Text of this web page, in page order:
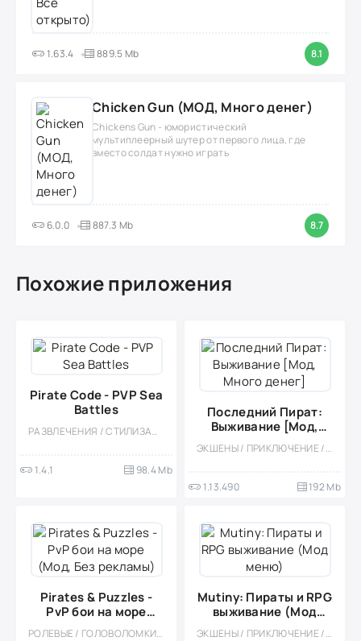
1.63.4 889.5 Mb 8.1
Chicken Gun (МОД, Много денег)
Chickens Gun - юмористический
мультиплеерный шутер от первого лица, где
вместо солдат нужно играть
6.0.0 887.3 Mb 8.7
Похожие приложения
Pirate Code - PVP Sea
Battles
РАЗВЛЕЧЕНИЯ / СТИЛИЗАЦИЯ / МНОГОПОЛЬЗОВАТЕЛЬСКАЯ / КАЗУАЛЬНЫЕ / ШУТЕРЫ / ЭКШЕНЫ / ПИРАТЫ / МОД / РОЛЕВЫЕ
1.4.1 98.4 Mb
Последний Пират:
Выживание [Мод,
Много денег]
ЭКШЕНЫ / ПРИКЛЮЧЕНИЕ / ВЫЖИВАНИЕ / ОФЛАЙН / СТИЛИЗАЦИЯ / ОДНОПОЛЬЗОВАТЕЛЬСКИЕ / КАЗУАЛЬНЫЕ / 3D / ОТКРЫТЫЙ МИР / ЗОМБИ / ПИРАТЫ / БОЛЬШАЯ / ВСТРОЕННЫЙ КЕШ / ФЭНТЕЗИ / МОД
1.13.490 192 Mb
Pirates & Puzzles -
PvP бои на море
(Мод, Без рекламы)РОЛЕВЫЕ / ГОЛОВОЛОМКИ / ТРИ В РЯД / КАЗУАЛЬНЫЕ / МНОГОПОЛЬЗОВАТЕЛЬСКАЯ / СОРЕВНОВАТЕЛЬНАЯ / СТИЛИЗАЦИЯ / ВСТРОЕННЫЙ КЕШ / ПИРАТЫ / МОД / PVP
Mutiny: Пираты и RPG
выживание (Мод
меню)
ЭКШЕНЫ / ПРИКЛЮЧЕНИЕ / РОЛЕВЫЕ / ВЫЖИВАНИЕ / КАЗУАЛЬНЫЕ / МНОГОПОЛЬЗОВАТЕЛЬСКАЯ / СОРЕВНОВАТЕЛЬНАЯ / СТИЛИЗАЦИЯ / ВСТРОЕННЫЙ КЕШ / МОД / ПИРАТЫ / КВЕСТЫ / ОТКРЫТЫЙ МИР / КРАФТИНГ